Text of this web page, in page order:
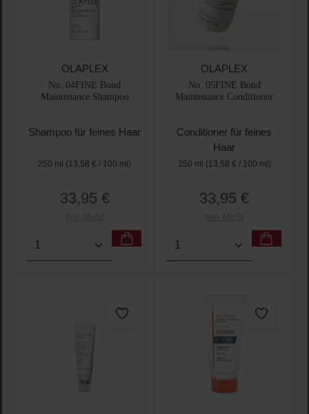
OLAPLEX
No. 04FINE Bond
Maintenance Shampoo
Shampoo für feines Haar
250 ml (13,58 € / 100 ml)
Regulärer Preis:
33,95 €
Inkl. MwSt
Produkt Anzahl: Gib den gewünschten Wert ein
OLAPLEX
No. 05FINE Bond
Maintenance Conditioner
Conditioner für feines
Haar
250 ml (13,58 € / 100 ml)
Regulärer Preis:
33,95 €
Inkl. MwSt
Produkt Anzahl: Gib